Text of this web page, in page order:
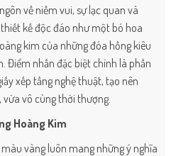
về niềm vui, sự lạc quan và
kế độc đáo như một bó hoa
kim của những đóa hồng kiêu
Điểm nhấn đặc biệt chính là phần
xếp tầng nghệ thuật, tạo nên
vô cùng thời thượng.
Hoàng Kim
vàng luôn mang những ý nghĩa